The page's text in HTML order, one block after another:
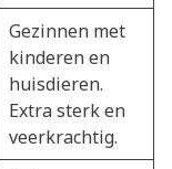
Gezinnen met
kinderen en
huisdieren.
Extra sterk en
veerkrachtig.